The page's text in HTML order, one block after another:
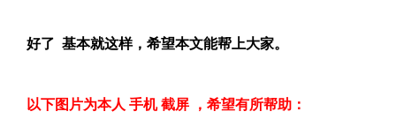
好了 基本就这样，希望本文能帮上大家。
以下图片为本人 手机 截屏 ，希望有所帮助：